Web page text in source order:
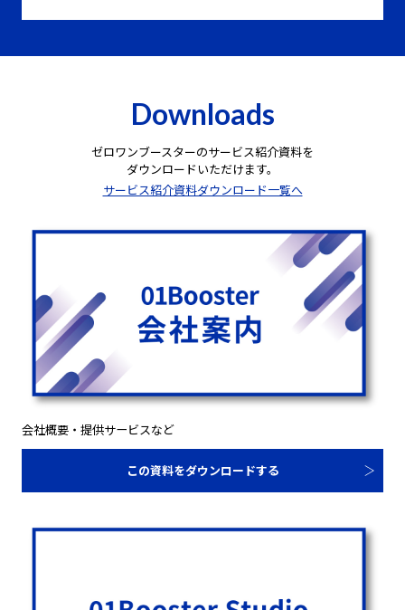
Downloads
ゼロワンブースターのサービス紹介資料を
ダウンロードいただけます。
サービス紹介資料ダウンロード一覧へ
会社概要・提供サービスなど
この資料をダウンロードする